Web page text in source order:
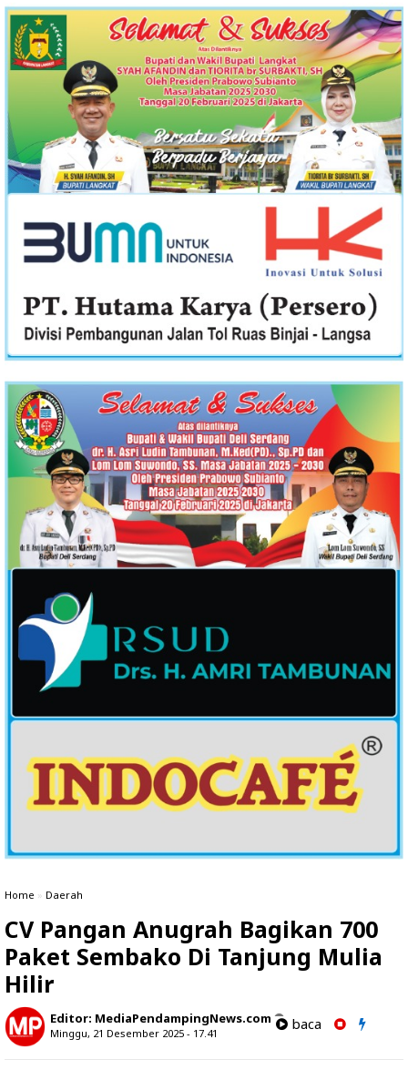
Home » Daerah
CV Pangan Anugrah Bagikan 700
Paket Sembako Di Tanjung Mulia
Hilir
Editor: MediaPendampingNews.com
Minggu, 21 Desember 2025 - 17.41
baca